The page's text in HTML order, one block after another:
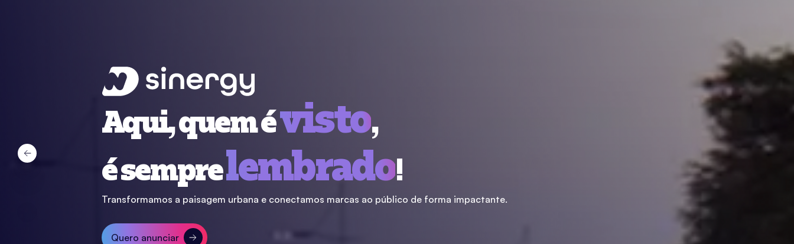
Aqui, quem évisto,
é semprelembrado!
Transformamos a paisagem urbana e conectamos marcas ao público de forma impactante.
Quero anunciar